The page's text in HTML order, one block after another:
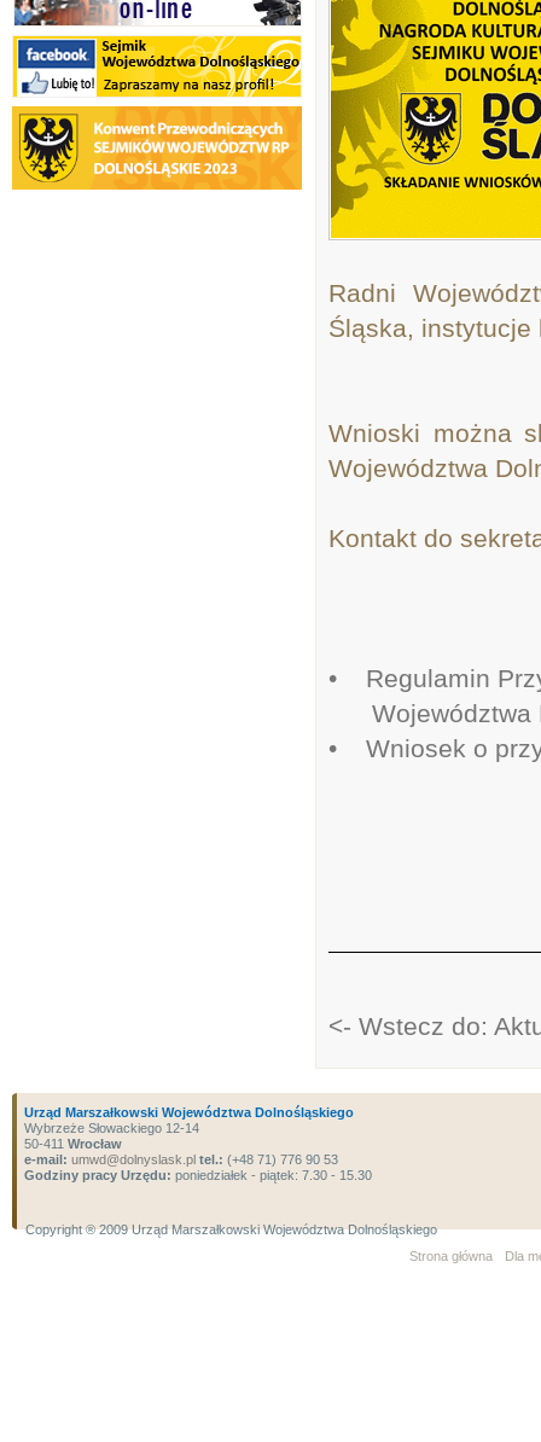
Radni
Śląska, instytucje
Wnioski można
Województwa
Kontakt do
• Regulamin
Województwa
• Wniosek o
<- Wstecz do:
Urząd Marszałkowski Województwa Dolnośląskiego
Wybrzeże Słowackiego 12-14
50-411 Wrocław
e-mail: umwd@dolnyslask.pl tel.: (+48 71) 776 90 53
Godziny pracy Urzędu: poniedziałek - piątek: 7.30 - 15.30
Copyright ® 2009 Urząd Marszałkowski Województwa Dolnośląskiego
Strona główna
Dla